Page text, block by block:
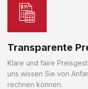
Transparente
Klare und faire
uns wissen Sie von
rechnen können.